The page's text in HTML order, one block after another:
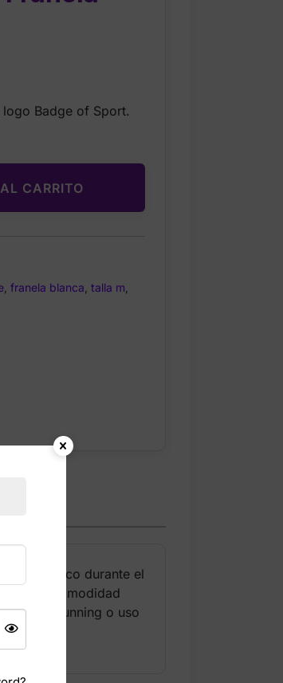
Badge of Sport.
CARRITO
franela blanca talla m
y seco durante el
ofrece comodidad
running o uso